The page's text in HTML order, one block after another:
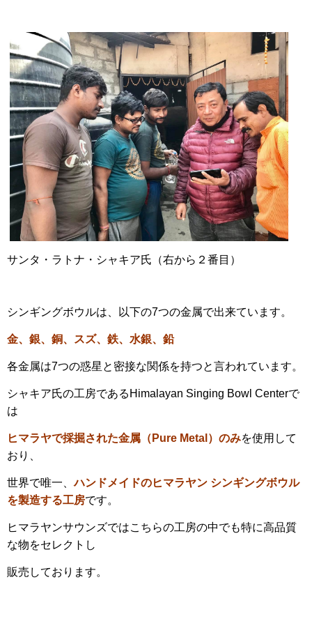
サンタ・ラトナ・シャキア氏（右から２番目）
シンギングボウルは、以下の7つの金属で出来ています。
金、銀、銅、スズ、鉄、水銀、鉛
各金属は7つの惑星と密接な関係を持つと言われています。
シャキア氏の工房であるHimalayan Singing Bowl Centerで
は
ヒマラヤで採掘された金属（Pure Metal）のみを使用して
おり、
世界で唯一、ハンドメイドのヒマラヤン シンギングボウル
を製造する工房です。
ヒマラヤンサウンズではこちらの工房の中でも特に高品質
な物をセレクトし
販売しております。